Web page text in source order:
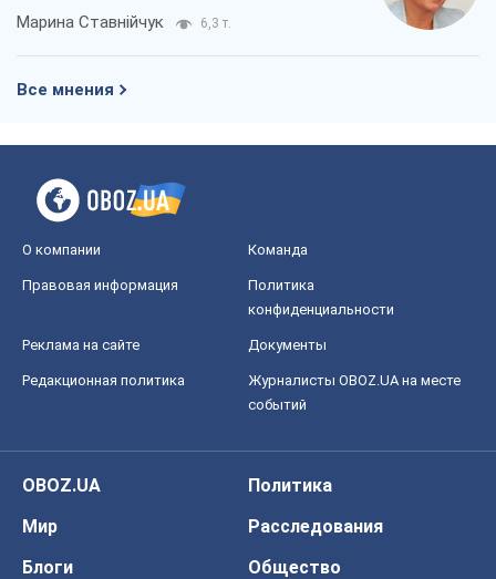
Марина Ставнійчук 6,3 т.
Все мнения
О компании Команда
Правовая информация
Политика
конфиденциальности
Реклама на сайте Документы
Редакционная политика
Журналисты OBOZ.UA на месте
событий
OBOZ.UA
Политика
Мир
Расследования
Блоги
Общество